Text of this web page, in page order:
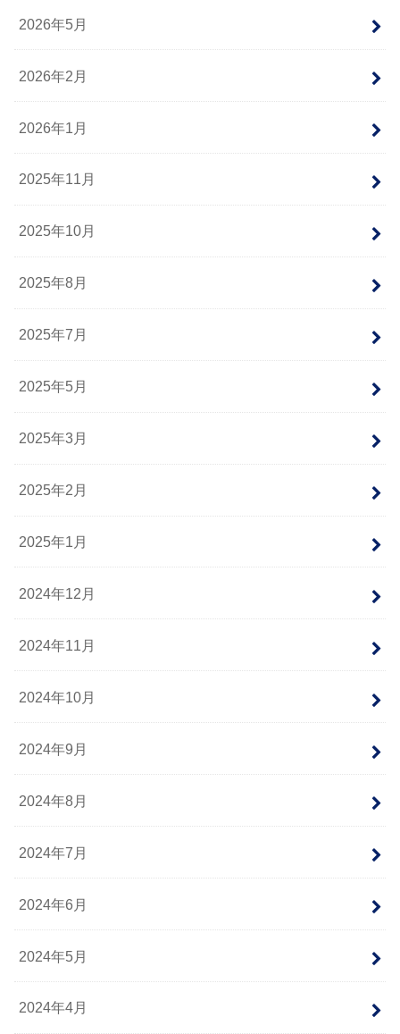
2026年5月
2026年2月
2026年1月
2025年11月
2025年10月
2025年8月
2025年7月
2025年5月
2025年3月
2025年2月
2025年1月
2024年12月
2024年11月
2024年10月
2024年9月
2024年8月
2024年7月
2024年6月
2024年5月
2024年4月